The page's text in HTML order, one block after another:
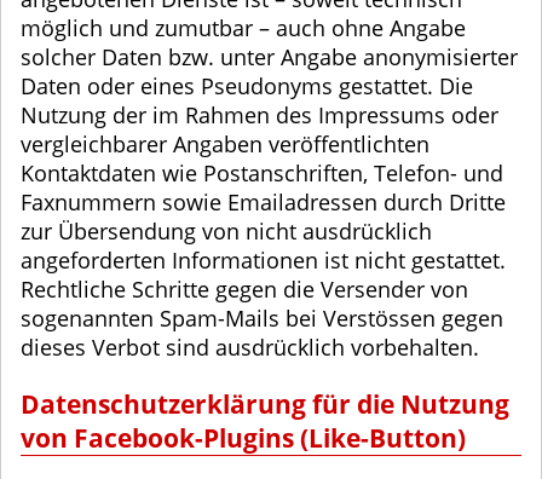
möglich und zumutbar – auch ohne Angabe
solcher Daten bzw. unter Angabe anonymisierter
Daten oder eines Pseudonyms gestattet. Die
Nutzung der im Rahmen des Impressums oder
vergleichbarer Angaben veröffentlichten
Kontaktdaten wie Postanschriften, Telefon- und
Faxnummern sowie Emailadressen durch Dritte
zur Übersendung von nicht ausdrücklich
angeforderten Informationen ist nicht gestattet.
Rechtliche Schritte gegen die Versender von
sogenannten Spam-Mails bei Verstössen gegen
dieses Verbot sind ausdrücklich vorbehalten.
Datenschutzerklärung für die Nutzung
von Facebook-Plugins (Like-Button)